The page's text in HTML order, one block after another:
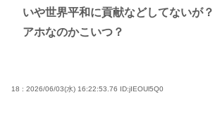
いや世界平和に貢献などしてないが？
アホなのかこいつ？
18 : 2026/06/03(水) 16:22:53.76 ID:jIEOUl5Q0